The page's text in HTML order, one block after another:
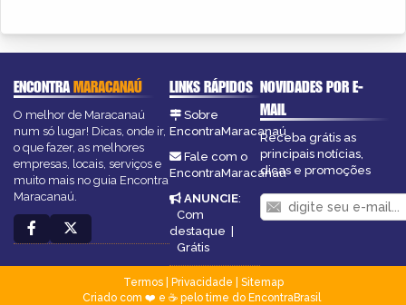
ENCONTRAMARACANAÚ
O melhor de Maracanaú
num só lugar! Dicas, onde ir,
o que fazer, as melhores
empresas, locais, serviços e
muito mais no guia Encontra
Maracanaú.
LINKS RÁPIDOS
Sobre
EncontraMaracanaú
Fale com o
EncontraMaracanaú
ANUNCIE:
Com
destaque |
Grátis
NOVIDADES POR E-
MAIL
Receba grátis as
principais notícias,
dicas e promoções
Termos| Privacidade
Sitemap
Criado com ❤️ e ☕ pelo time do EncontraBrasil